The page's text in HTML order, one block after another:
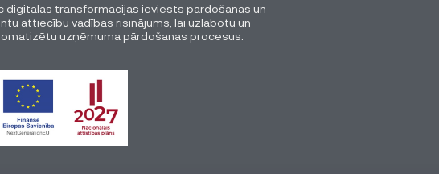
digitālās transformācijas ieviests pārdošanas un
attiecību vadības risinājums, lai uzlabotu un
uzņēmuma pārdošanas procesus.